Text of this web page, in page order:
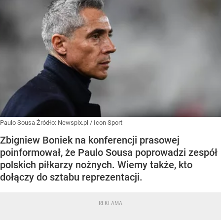
Paulo Sousa Źródło: Newspix.pl / Icon Sport
Zbigniew Boniek na konferencji prasowej
poinformował, że Paulo Sousa poprowadzi zespół
polskich piłkarzy nożnych. Wiemy także, kto
dołączy do sztabu reprezentacji.